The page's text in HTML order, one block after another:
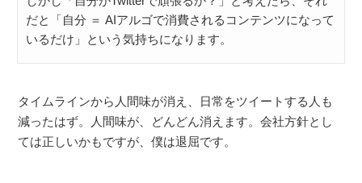
だと「自分 ＝ AIアルゴで消費されるコンテンツになって
いるだけ」という気持ちになります。
タイムラインから人間味が消え、日常をツイートする人も
減ったはず。人間味が、どんどん消えます。会社方針とし
ては正しいかもですが、僕は退屈です。